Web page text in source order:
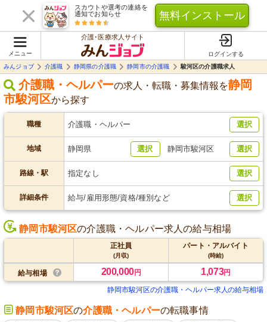
スカウトや選考の連絡を
通知でお知らせ
無料インストール
メニュー
介護･医療求人サイト
ログインする
みんジョブ
介護職 静岡県の介護職 静岡市の介護職 駿河区の介護職求人
介護職・ヘルパーの求人・転職・募集情報を静岡
市駿河区から探す
職種 介護職・ヘルパー 選択
地域 静岡県 選択 静岡市駿河区 選択
路線・駅 指定なし 選択
詳細条件 給与/雇用形態/資格/種別など 選択
静岡市駿河区の介護職・ヘルパー求人の給与相場
正社員
(月収)
パート・アルバイト
(時給)
給与相場 200,000円 1,073円
静岡市駿河区の介護職・ヘルパー求人の給与相場
静岡市駿河区の介護職・ヘルパーの転職事情